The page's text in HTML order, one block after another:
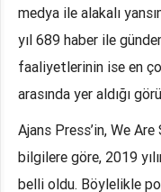
medya ile alakalı
yıl 689 haber ile
faaliyetlerinin ise en
arasında yer aldığı
Ajans Press’in, We
bilgilere göre, 2019
belli oldu. Böylelikle